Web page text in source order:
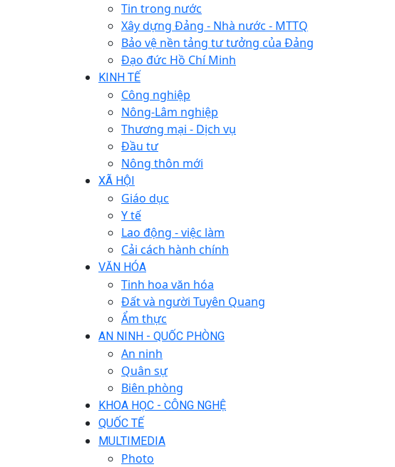
Tin trong nước
Xây dựng Đảng - Nhà nước - MTTQ
Bảo vệ nền tảng tư tưởng của Đảng
Đạo đức Hồ Chí Minh
KINH TẾ
Công nghiệp
Nông-Lâm nghiệp
Thương mại - Dịch vụ
Đầu tư
Nông thôn mới
XÃ HỘI
Giáo dục
Y tế
Lao động - việc làm
Cải cách hành chính
VĂN HÓA
Tinh hoa văn hóa
Đất và người Tuyên Quang
Ẩm thực
AN NINH - QUỐC PHÒNG
An ninh
Quân sự
Biên phòng
KHOA HỌC - CÔNG NGHỆ
QUỐC TẾ
MULTIMEDIA
Photo